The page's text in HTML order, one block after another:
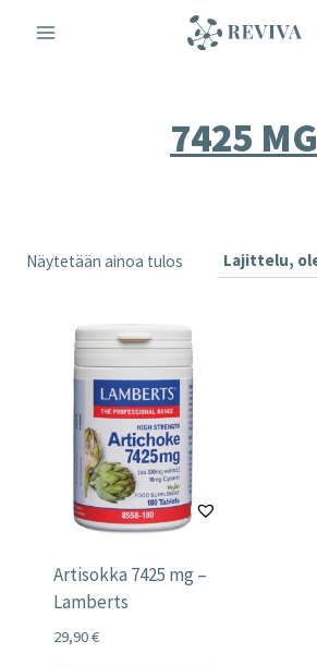
sisältöön
7425 MG
Näytetään ainoa tulos
Artisokka 7425 mg –
Lamberts
29,90€